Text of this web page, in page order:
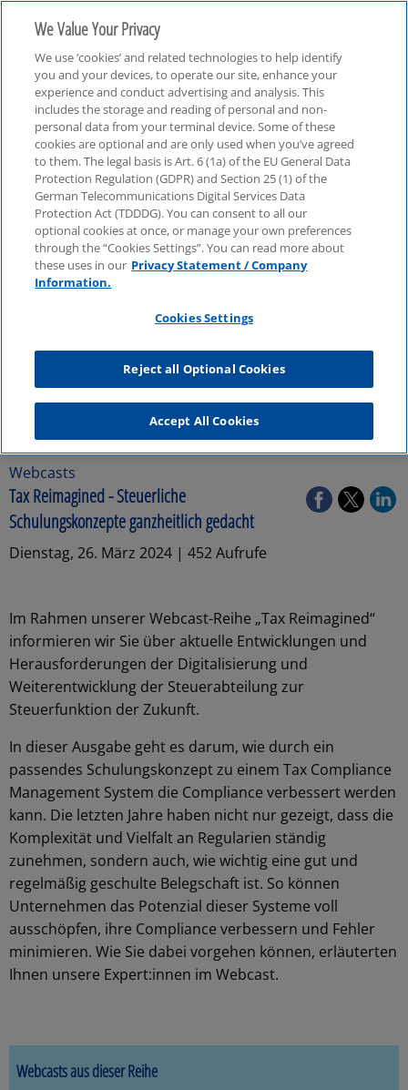
Tax Reimagined
Webcasts
Tax Reimagined - Steuerliche
Schulungskonzepte ganzheitlich gedacht
Dienstag, 26. März 2024 | 452 Aufrufe
Im Rahmen unserer Webcast-Reihe „Tax Reimagined“
informieren wir Sie über aktuelle Entwicklungen und
Herausforderungen der Digitalisierung und
Weiterentwicklung der Steuerabteilung zur
Steuerfunktion der Zukunft.
In dieser Ausgabe geht es darum, wie durch ein
passendes Schulungskonzept zu einem Tax Compliance
Management System die Compliance verbessert werden
kann. Die letzten Jahre haben nicht nur gezeigt, dass die
Komplexität und Vielfalt an Regularien ständig
zunehmen, sondern auch, wie wichtig eine gut und
regelmäßig geschulte Belegschaft ist. So können
Unternehmen das Potenzial dieser Systeme voll
ausschöpfen, ihre Compliance verbessern und Fehler
minimieren. Wie Sie dabei vorgehen können, erläuterten
Ihnen unsere Expert:innen im Webcast.
Webcasts aus dieser Reihe
We Value Your Privacy
We use ‘cookies’ and related technologies to help identify
you and your devices, to operate our site, enhance your
experience and conduct advertising and analysis. This
includes the storage and reading of personal and non-
personal data from your terminal device. Some of these
cookies are optional and are only used when you’ve agreed
to them. The legal basis is Art. 6 (1a) of the EU General Data
Protection Regulation (GDPR) and Section 25 (1) of the
German Telecommunications Digital Services Data
Protection Act (TDDDG). You can consent to all our
optional cookies at once, or manage your own preferences
through the “Cookies Settings”. You can read more about
these uses in our Privacy Statement / Company
Information.
Cookies Settings
Reject all Optional Cookies
Accept All Cookies